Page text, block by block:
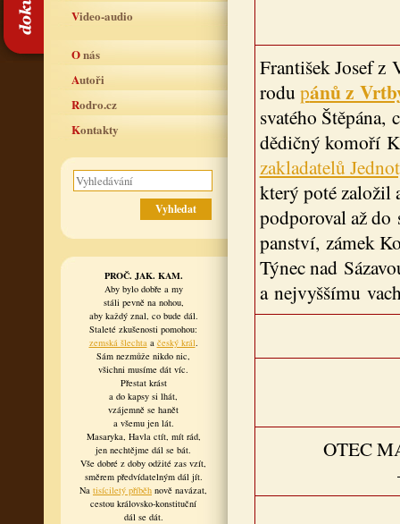
Video-audio
O nás
Autoři
Rodro.cz
Kontakty
PROČ. JAK. KAM.
Aby bylo dobře a my
stáli pevně na nohou,
aby každý znal, co bude dál.
Staleté zkušenosti pomohou:
zemská šlechtaa český král.
Sám nezmůže nikdo nic,
všichni musíme dát víc.
Přestat krást
a do kapsy si lhát,
vzájemně se hanět
a všemu jen lát.
Masaryka, Havla ctít, mít rád,
jen nechtějme dál se bát.
Vše dobré z doby odžité zas vzít,
směrem předvídatelným dál jít.
Na tisíciletý příběh nově navázat,
cestou královsko-konstituční
dál se dát.
František Josef z
rodu pánů z
svatého
dědičný komoří
zakladatelů
který poté založil
podporoval až do
panství, zámek
Týnec nad
a nejvyššímu
OTEC